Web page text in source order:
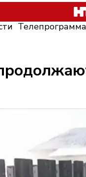
Телепрограмма